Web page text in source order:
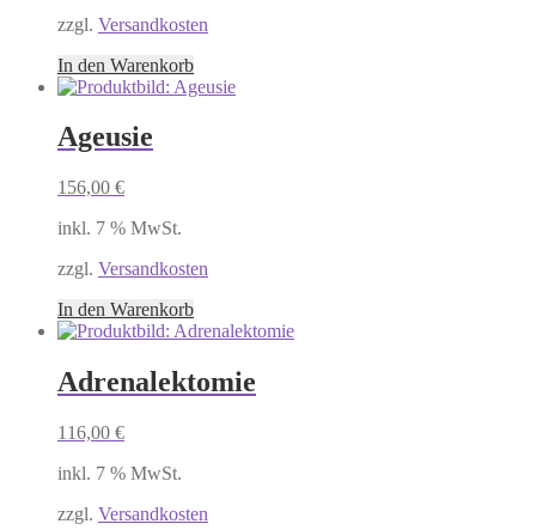
zzgl. Versandkosten
In den Warenkorb
Ageusie
156,00 €
inkl. 7 % MwSt.
zzgl. Versandkosten
In den Warenkorb
Adrenalektomie
116,00 €
inkl. 7 % MwSt.
zzgl. Versandkosten